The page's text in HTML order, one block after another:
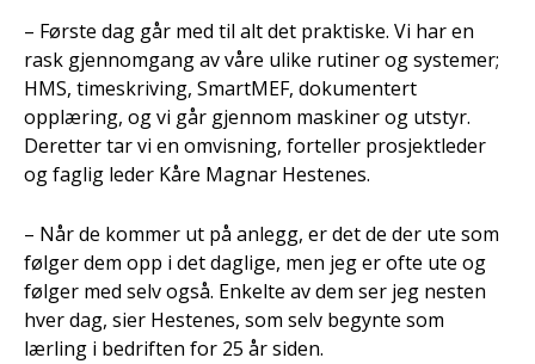
– Første dag går med til alt det praktiske. Vi har en
rask gjennomgang av våre ulike rutiner og systemer;
HMS, timeskriving, SmartMEF, dokumentert
opplæring, og vi går gjennom maskiner og utstyr.
Deretter tar vi en omvisning, forteller prosjektleder
og faglig leder Kåre Magnar Hestenes.
– Når de kommer ut på anlegg, er det de der ute som
følger dem opp i det daglige, men jeg er ofte ute og
følger med selv også. Enkelte av dem ser jeg nesten
hver dag, sier Hestenes, som selv begynte som
lærling i bedriften for 25 år siden.